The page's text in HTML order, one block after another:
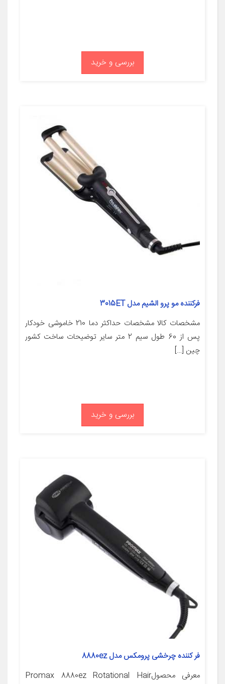
بررسی و خرید
فرکننده مو پرو الشیم مدل 3015ET
مشخصات کالا مشخصات حداکثر دما 210 خاموشی خودکار
پس از 60 طول سیم 2 متر سایر توضیحات ساخت کشور
چین […]
بررسی و خرید
فر کننده چرخشی پرومکس مدل 8880ez
معرفی محصولPromax 8880ez Rotational Hair